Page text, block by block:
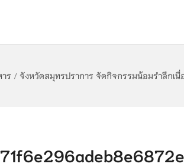
ร / จังหวัดสมุทรปราการ จัดกิจกรรมน้อมรำลึกเ